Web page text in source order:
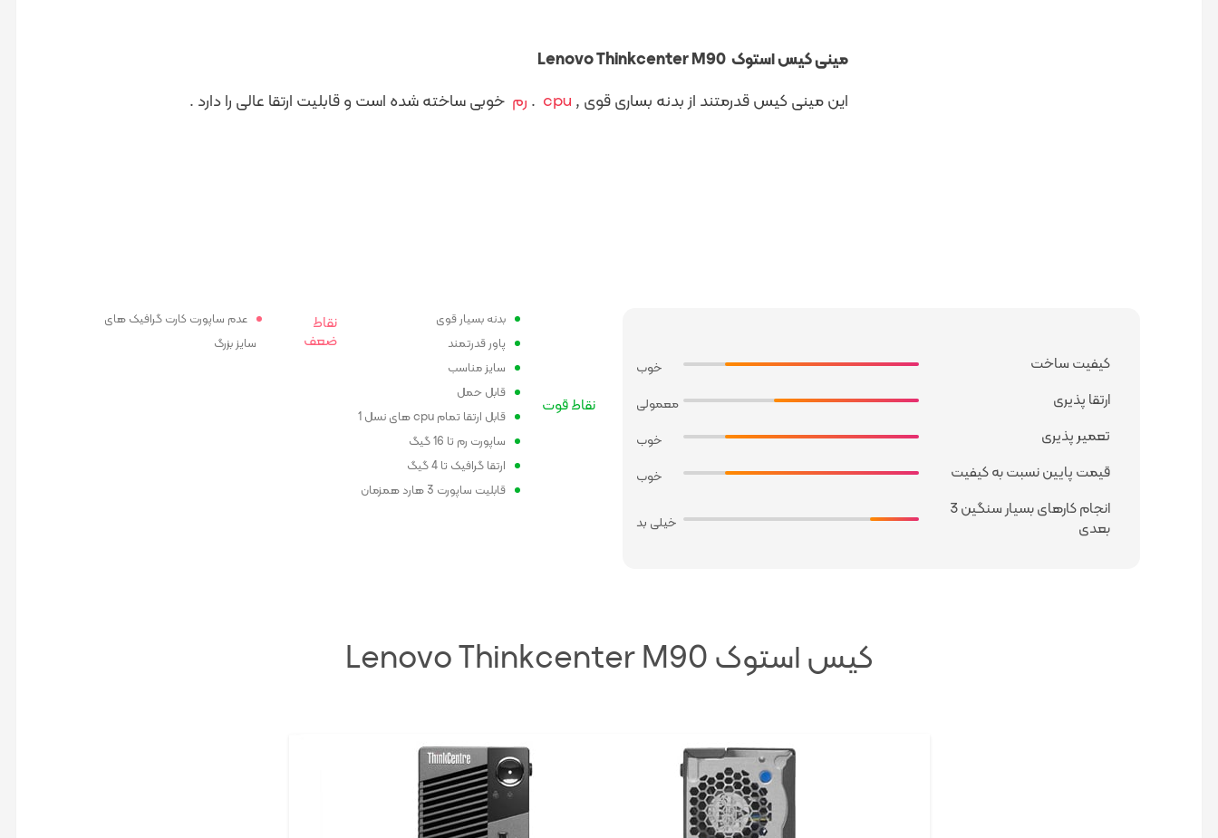
مینی کیس استوک Lenovo Thinkcenter M90
این مینی کیس قدرمتند از بدنه بساری قوی , cpu
. رم خوبی ساخته شده است و قابلیت ارتقا عالی را دارد .
کیفیت ساخت خوب
ارتقا پذیری معمولی
تعمیر پذیری خوب
قیمت پایین نسبت به کیفیت خوب
انجام کارهای بسیار سنگین 3
بعدی
خیلی بد
نقاط قوت
بدنه بسیار قوی
پاور قدرتمند
سایز مناسب
قابل حمل
قابل ارتقا تمام cpu های نسل 1
ساپورت رم تا 16 گیگ
ارتقا گرافیک تا 4 گیگ
قابلیت ساپورت 3 هارد همزمان
نقاط
ضعف
عدم ساپورت کارت گرافیک های
سایز بزرگ
کیس استوک Lenovo Thinkcenter M90